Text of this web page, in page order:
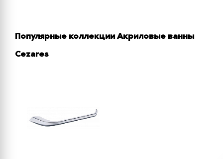
Популярные коллекции Акриловые ванны
Cezares